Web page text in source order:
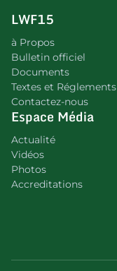
LWF15
à Propos
Bulletin officiel
Documents
Textes et Réglements
Contactez-nous
Espace Média
Actualité
Vidéos
Photos
Accreditations